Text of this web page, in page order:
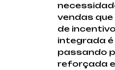
vendas
de
integrada
passando
reforçada